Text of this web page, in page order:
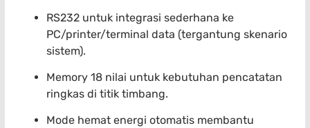
RS232 untuk integrasi sederhana ke
PC/printer/terminal data (tergantung skenario
sistem).
Memory 18 nilai untuk kebutuhan pencatatan
ringkas di titik timbang.
Mode hemat energi otomatis membantu